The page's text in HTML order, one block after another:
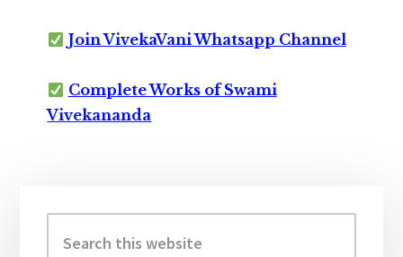
Join VivekaVani Whatsapp Channel
Complete Works of Swami
Vivekananda
Sidebar
this